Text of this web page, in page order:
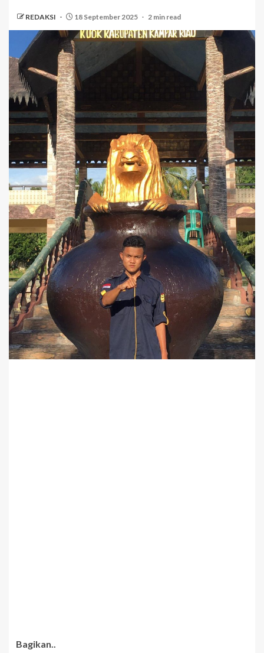
REDAKSI 18 September 2025 2 min read
Bagikan..